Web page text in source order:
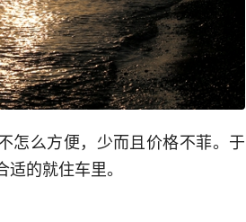
怎么方便，少而且价格不菲。于
的就住车里。